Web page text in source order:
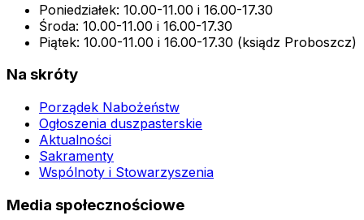
Poniedziałek: 10.00-11.00 i 16.00-17.30
Środa: 10.00-11.00 i 16.00-17.30
Piątek: 10.00-11.00 i 16.00-17.30 (ksiądz Proboszcz)
Na skróty
Porządek Nabożeństw
Ogłoszenia duszpasterskie
Aktualności
Sakramenty
Wspólnoty i Stowarzyszenia
Media społecznościowe